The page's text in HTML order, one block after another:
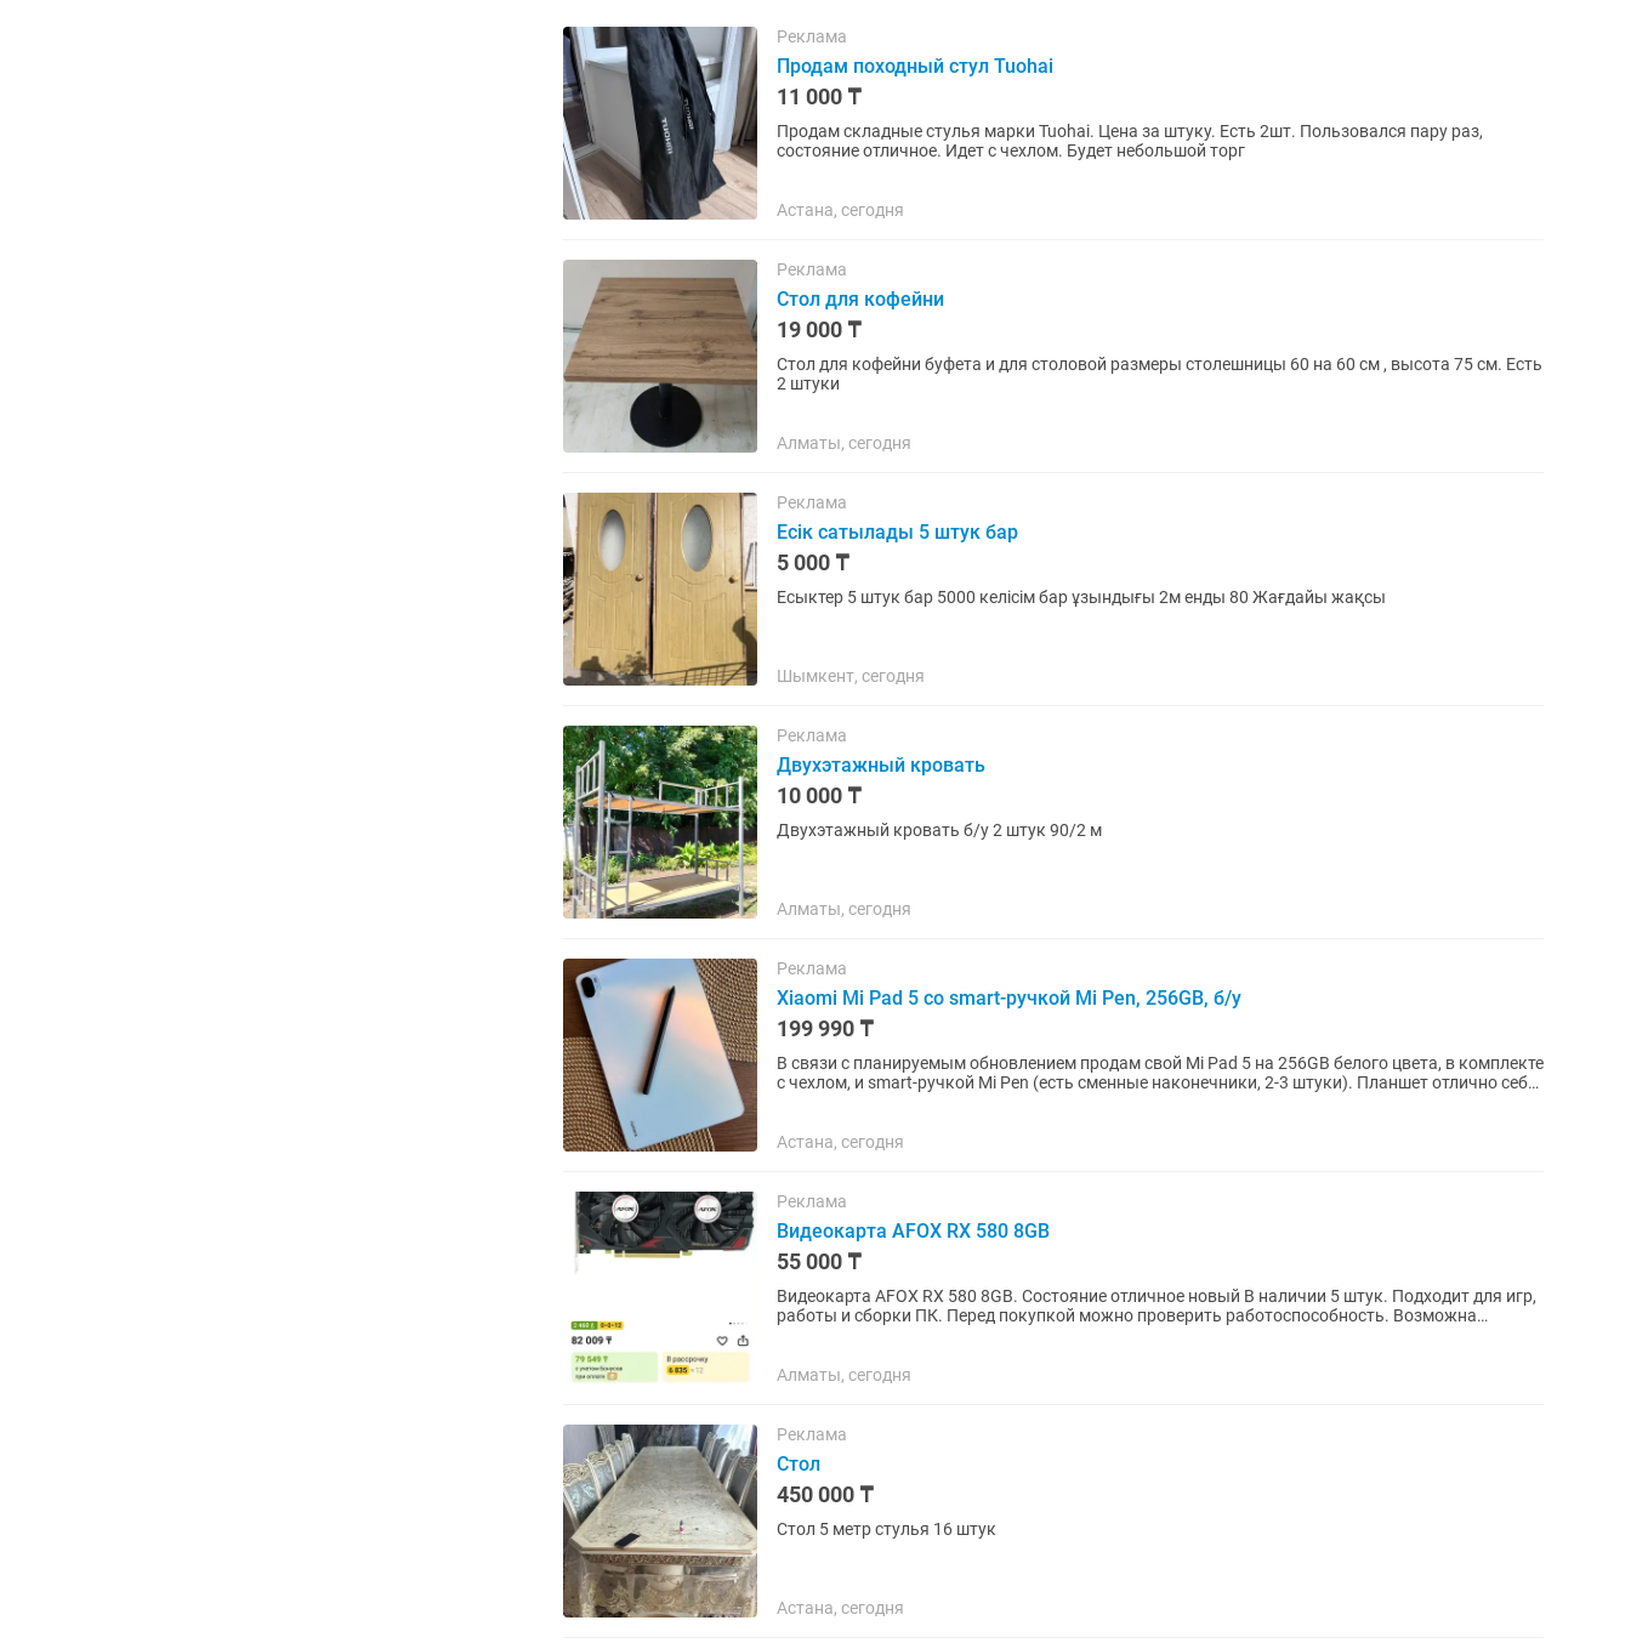
Реклама
Продам походный стул Tuohai
11 000 ₸
Продам складные стулья марки Tuohai. Цена за штуку. Есть 2шт. Пользовался пару раз,
состояние отличное. Идет с чехлом. Будет небольшой торг
Астана, сегодня
Реклама
Стол для кофейни
19 000 ₸
Стол для кофейни буфета и для столовой размеры столешницы 60 на 60 см , высота 75 см. Есть
2 штуки
Алматы, сегодня
Реклама
Есік сатылады 5 штук бар
5 000 ₸
Есыктер 5 штук бар 5000 келісім бар ұзындығы 2м енды 80 Жағдайы жақсы
Шымкент, сегодня
Реклама
Двухэтажный кровать
10 000 ₸
Двухэтажный кровать б/у 2 штук 90/2 м
Алматы, сегодня
Реклама
Xiaomi Mi Pad 5 со smart-ручкой Mi Pen, 256GB, б/у
199 990 ₸
В связи с планируемым обновлением продам свой Mi Pad 5 на 256GB белого цвета, в комплекте
с чехлом, и smart-ручкой Mi Pen (есть сменные наконечники, 2-3 штуки). Планшет отлично себя
Астана, сегодня
Реклама
Видеокарта AFOX RX 580 8GB
55 000 ₸
Видеокарта AFOX RX 580 8GB. Состояние отличное новый В наличии 5 штук. Подходит для игр,
работы и сборки ПК. Перед покупкой можно проверить работоспособность. Возможна
Алматы, сегодня
Реклама
Стол
450 000 ₸
Стол 5 метр стулья 16 штук
Астана, сегодня